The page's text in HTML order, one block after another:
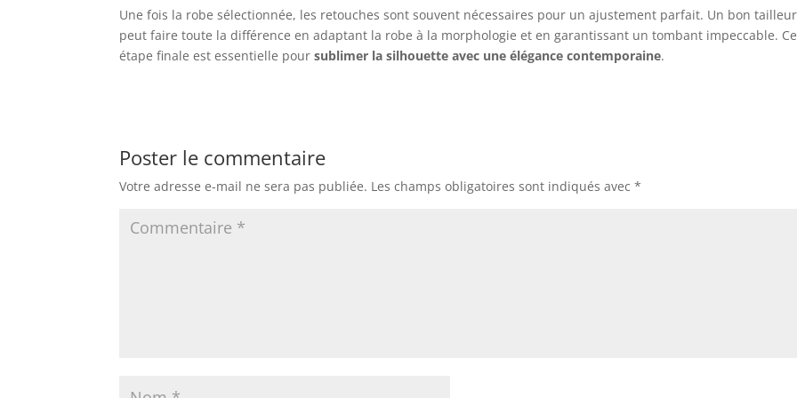
Une fois la robe sélectionnée, les retouches sont souvent nécessaires pour un ajustement parfait. Un bon tailleur
peut faire toute la différence en adaptant la robe à la morphologie et en garantissant un tombant impeccable.
étape finale est essentielle poursublimer la silhouette avec une élégance contemporaine.
Poster le commentaire
Votre adresse e-mail ne sera pas publiée. Les champs obligatoires sont indiqués avec*